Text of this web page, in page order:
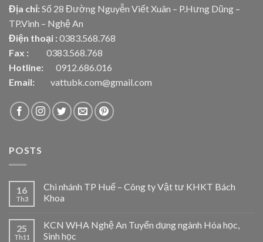
Địa chỉ: Số 28 Đường Nguyễn Viết Xuân – P.Hưng Dũng –
TP.Vinh – Nghệ An
Điện thoại : 0383.568.768
Fax : 0383.568.768
Hotline: 0912.686.016
Email:
vattubk.com@gmail.com
POSTS
16
Th3
Chi nhánh TP Huế – Công ty Vật tư KHKT Bách
Khoa
25
Th11
KCN WHA Nghệ An Tuyển dụng ngành Hóa học,
Sinh học